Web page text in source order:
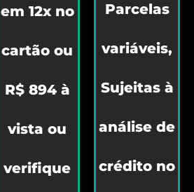
em 12x no
cartão ou
R$ 894 à
vista ou
verifique
Parcelas
variáveis,
Sujeitas à
análise de
crédito no